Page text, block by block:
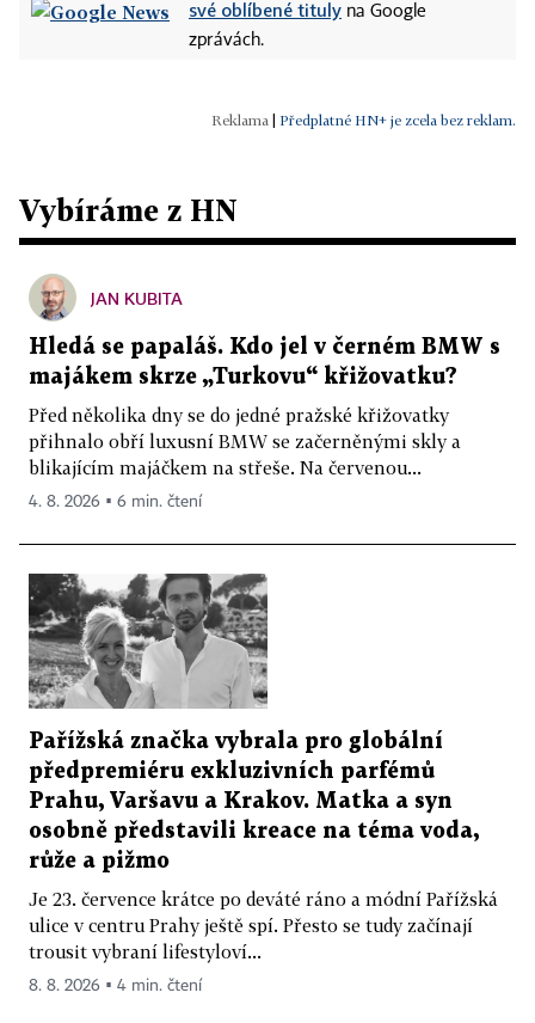
své oblíbené tituly na Google
zprávách.
Předplatné HN+ je zcela bez reklam.
Vybíráme z HN
JAN KUBITA
Hledá se papaláš. Kdo jel v černém BMW s
majákem skrze „Turkovu“ křižovatku?
Před několika dny se do jedné pražské křižovatky
přihnalo obří luxusní BMW se začerněnými skly a
blikajícím majáčkem na střeše. Na červenou...
4. 8. 2026 ▪ 6 min. čtení
Pařížská značka vybrala pro globální
předpremiéru exkluzivních parfémů
Prahu, Varšavu a Krakov. Matka a syn
osobně představili kreace na téma voda,
růže a pižmo
Je 23. července krátce po deváté ráno a módní Pařížská
ulice v centru Prahy ještě spí. Přesto se tudy začínají
trousit vybraní lifestyloví...
8. 8. 2026 ▪ 4 min. čtení